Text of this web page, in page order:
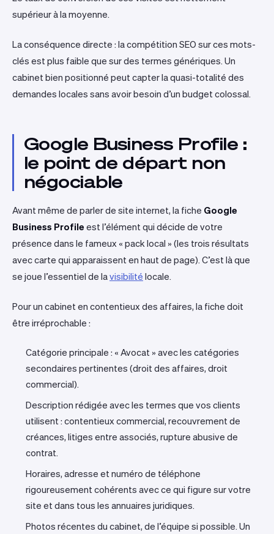
supérieur à la moyenne.
La conséquence directe : la compétition SEO sur ces mots-
clés est plus faible que sur des termes génériques. Un
cabinet bien positionné peut capter la quasi-totalité des
demandes locales sans avoir besoin d’un budget colossal.
Google Business Profile :
le point de départ non
négociable
Avant même de parler de site internet, la fiche Google
Business Profile est l’élément qui décide de votre
présence dans le fameux « pack local » (les trois résultats
avec carte qui apparaissent en haut de page). C’est là que
se joue l’essentiel de lavisibilité locale.
Pour un cabinet en contentieux des affaires, la fiche doit
être irréprochable :
Catégorie principale : « Avocat » avec les catégories
secondaires pertinentes (droit des affaires, droit
commercial).
Description rédigée avec les termes que vos clients
utilisent : contentieux commercial, recouvrement de
créances, litiges entre associés, rupture abusive de
contrat.
Horaires, adresse et numéro de téléphone
rigoureusement cohérents avec ce qui figure sur votre
site et dans tous les annuaires juridiques.
Photos récentes du cabinet, de l’équipe si possible. Un